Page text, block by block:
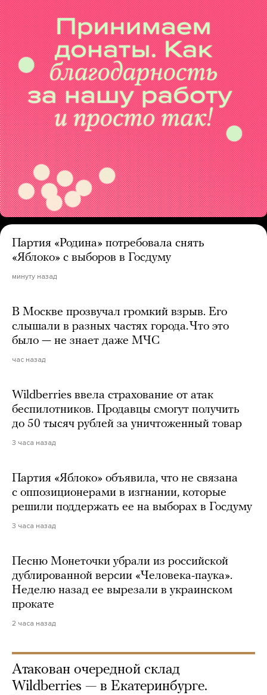
Партия «Родина» потребовала снять
«Яблоко» с выборов в Госдуму
минуту назад
В Москве прозвучал громкий взрыв. Его
слышали в разных частях города. Что это
было — не знает даже МЧС
час назад
Wildberries ввела страхование от атак
беспилотников. Продавцы смогут получить
до 50 тысяч рублей за уничтоженный товар
3 часа назад
Партия «Яблоко» объявила, что не связана
с оппозиционерами в изгнании, которые
решили поддержать ее на выборах в Госдуму
3 часа назад
Песню Монеточки убрали из российской
дублированной версии «Человека-паука».
Неделю назад ее вырезали в украинском
прокате
2 часа назад
Атакован очередной склад
Wildberries — в Екатеринбурге.